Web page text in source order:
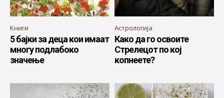
Книги
5 бајки за деца кои имаат
многу подлабоко
значење
Астрологија
Како да го освоите
Стрелецот по кој
копнеете?